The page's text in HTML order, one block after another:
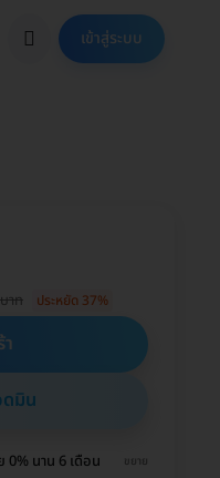
เข้าสู่ระบบ
าท ประหยัด 37%
มิน
นาน 6 เดือน ขยาย